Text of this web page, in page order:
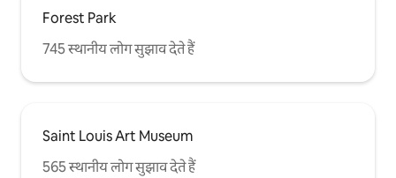
Forest Park
745 स्थानीय लोग सुझाव देते हैं
Saint Louis Art Museum
565 स्थानीय लोग सुझाव देते हैं